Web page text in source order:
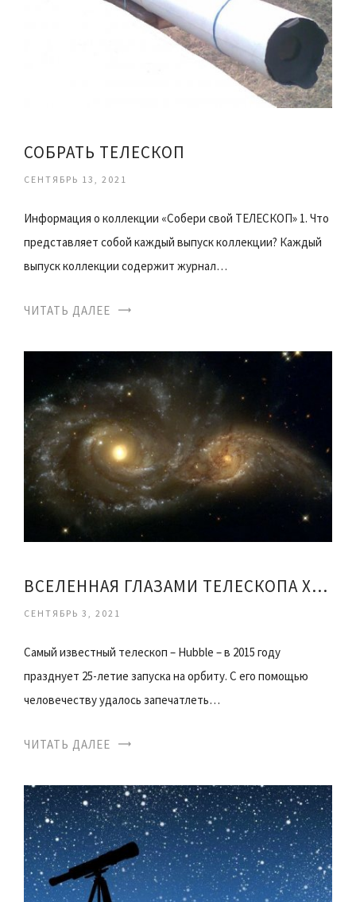
СОБРАТЬ ТЕЛЕСКОП
СЕНТЯБРЬ 13, 2021
Информация о коллекции «Собери свой ТЕЛЕСКОП» 1. Что
представляет собой каждый выпуск коллекции? Каждый
выпуск коллекции содержит журнал…
ЧИТАТЬ ДАЛЕЕ
ВСЕЛЕННАЯ ГЛАЗАМИ ТЕЛЕСКОПА ХАББЛ
СЕНТЯБРЬ 3, 2021
Самый известный телескоп – Hubble – в 2015 году
празднует 25-летие запуска на орбиту. С его помощью
человечеству удалось запечатлеть…
ЧИТАТЬ ДАЛЕЕ